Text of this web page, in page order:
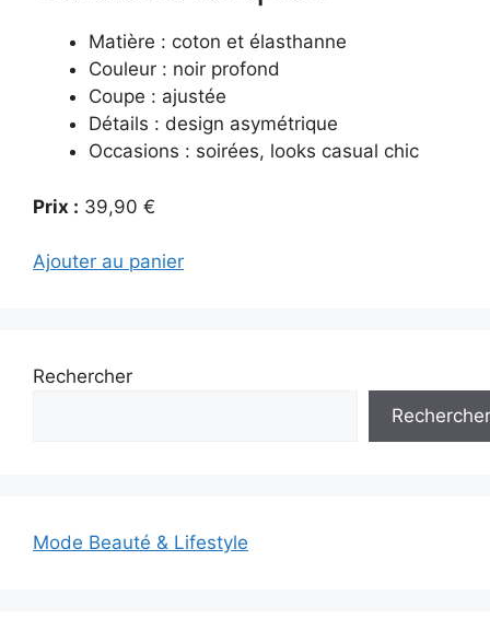
Matière : coton et élasthanne
Couleur : noir profond
Coupe : ajustée
Détails : design asymétrique
Occasions : soirées, looks casual chic
Prix : 39,90 €
Ajouter au panier
Rechercher
Rechercher
Mode Beauté & Lifestyle